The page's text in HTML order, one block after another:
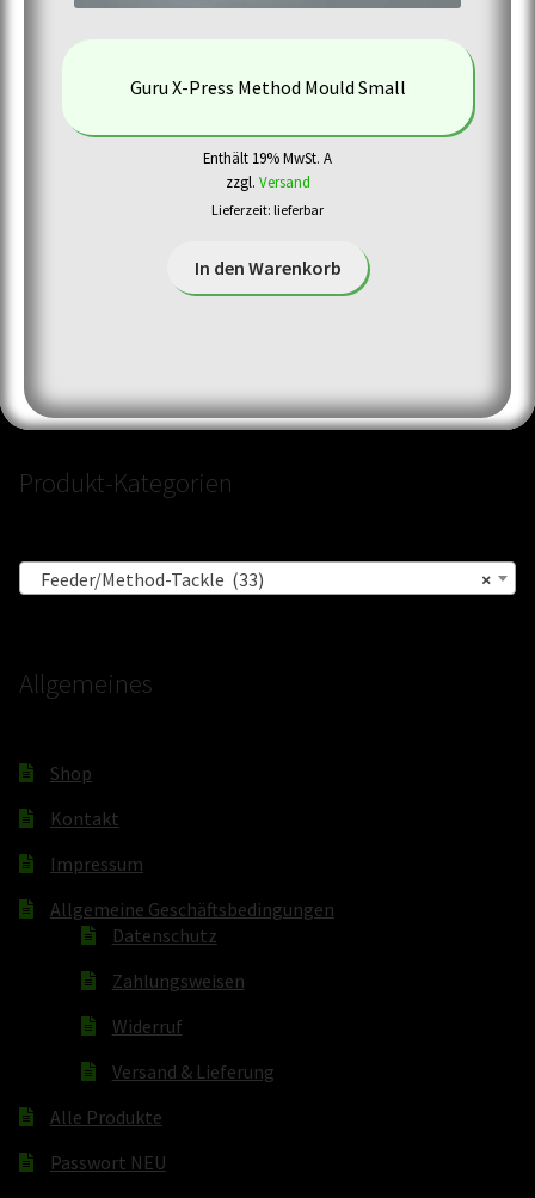
Guru X-Press Method Mould Small
Enthält 19% MwSt. A
zzgl. Versand
Lieferzeit: lieferbar
In den Warenkorb
Produkt-Kategorien
×
Feeder/Method-Tackle (33)
Allgemeines
Shop
Kontakt
Impressum
Allgemeine Geschäftsbedingungen
Datenschutz
Zahlungsweisen
Widerruf
Versand & Lieferung
Alle Produkte
Passwort NEU